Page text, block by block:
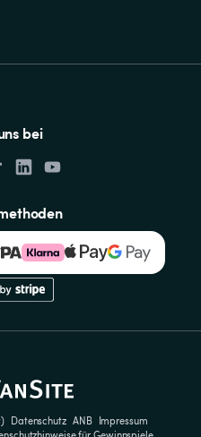
bei
Datenschutz ANB
Impressum